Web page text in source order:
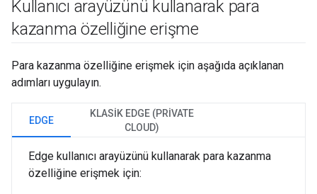
Kullanıcı arayüzünü kullanarak para
kazanma özelliğine erişme
Para kazanma özelliğine erişmek için aşağıda açıklanan
adımları uygulayın.
EDGE
KLASIK EDGE (PRIVATE
CLOUD)
Edge kullanıcı arayüzünü kullanarak para kazanma
özelliğine erişmek için: